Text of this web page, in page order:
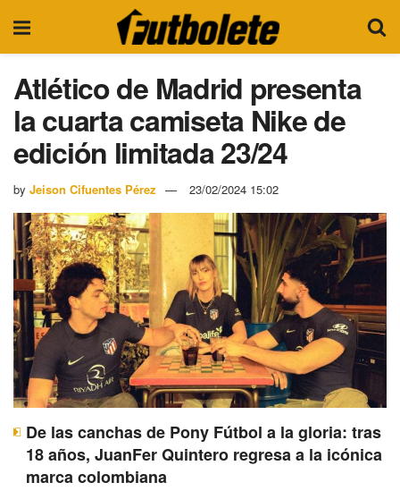
Atlético de Madrid presenta
la cuarta camiseta Nike de
edición limitada 23/24
by Jeison Cifuentes Pérez 23/02/2024 15:02
De las canchas de Pony Fútbol a la gloria: tras
18 años, JuanFer Quintero regresa a la icónica
marca colombiana